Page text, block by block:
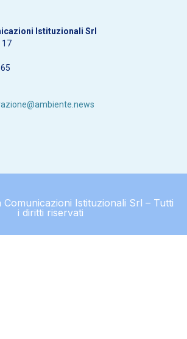
Istituzionali Srl
17
Istituzionali Srl – Tutti
i diritti riservati